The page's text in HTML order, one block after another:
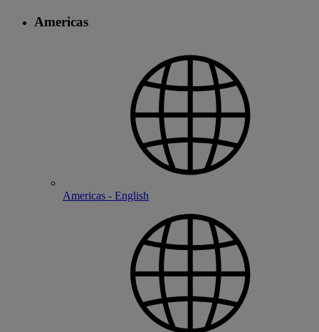
Americas
Americas - English